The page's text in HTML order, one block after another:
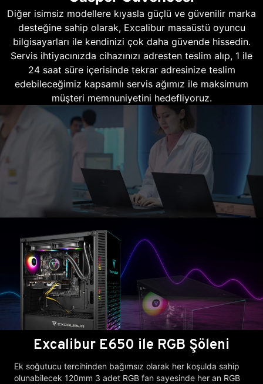
Diğer isimsiz modellere kıyasla güçlü ve güvenilir marka
desteğine sahip olarak, Excalibur masaüstü oyuncu
bilgisayarları ile kendinizi çok daha güvende hissedin.
Servis ihtiyacınızda cihazınızı adresten teslim alıp, 1 ile
24 saat süre içerisinde tekrar adresinize teslim
edebileceğimiz kapsamlı servis ağımız ile maksimum
müşteri memnuniyetini hedefliyoruz.
Excalibur E650 ile RGB Şöleni
Ek soğutucu tercihinden bağımsız olarak her koşulda sahip
olunabilecek 120mm 3 adet RGB fan sayesinde her an RGB